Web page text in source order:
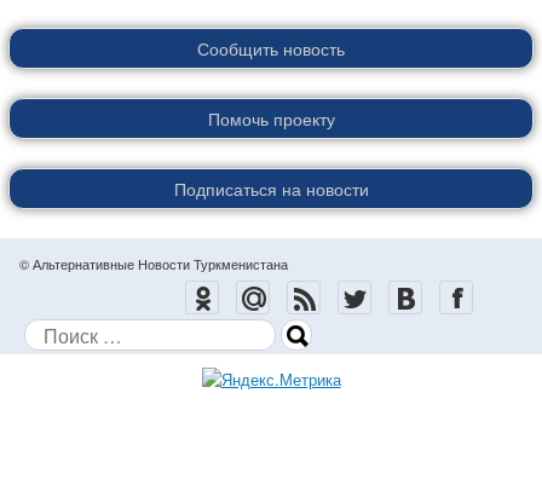
Сообщить новость
Помочь проекту
Подписаться на новости
© Альтернативные Новости Туркменистана
Поиск